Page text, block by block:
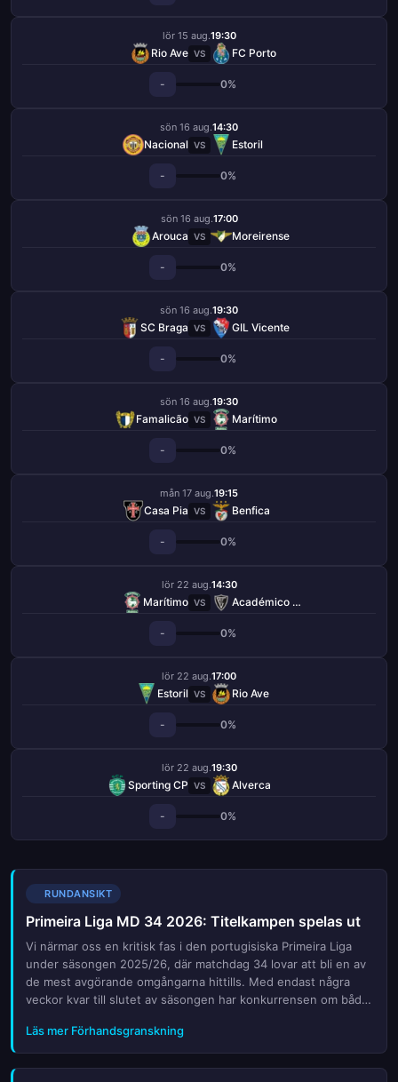
lör 15 aug.19:30
Rio Ave VS FC Porto
- 0%
sön 16 aug.14:30
Nacional VS Estoril
- 0%
sön 16 aug.17:00
Arouca VS Moreirense
- 0%
sön 16 aug.19:30
SC Braga VS GIL Vicente
- 0%
sön 16 aug.19:30
Famalicão VS Marítimo
- 0%
mån 17 aug.19:15
Casa Pia VS Benfica
- 0%
lör 22 aug.14:30
Marítimo VS Académico Viseu
- 0%
lör 22 aug.17:00
Estoril VS Rio Ave
- 0%
lör 22 aug.19:30
Sporting CP VS Alverca
- 0%
RUNDANSIKT
Primeira Liga MD 34 2026: Titelkampen spelas ut
Vi närmar oss en kritisk fas i den portugisiska Primeira Liga
under säsongen 2025/26, där matchdag 34 lovar att bli en av
de mest avgörande omgångarna hittills. Med endast några
veckor kvar till slutet av säsongen har konkurrensen om både
cupturneringar nått sin högsta punkt. Lag som ligger
toppplaceras kämpar nu för varje poäng för att säkra sin
framtid, medan de medelplacerade lagens ögon är fästa på
Läs mer Förhandsgranskning